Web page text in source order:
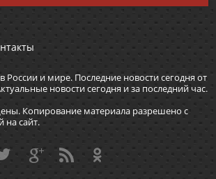
России и мире. Последние новости сегодня от
новости сегодня и за последний час.
Копирование материала разрешено с
на сайт.